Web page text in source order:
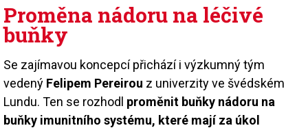
Proměna nádoru na léčivé
buňky
Se zajímavou koncepcí přichází i výzkumný tým
vedený Felipem Pereirou z univerzity ve švédském
Lundu. Ten se rozhodl proměnit buňky nádoru na
buňky imunitního systému, které mají za úkol